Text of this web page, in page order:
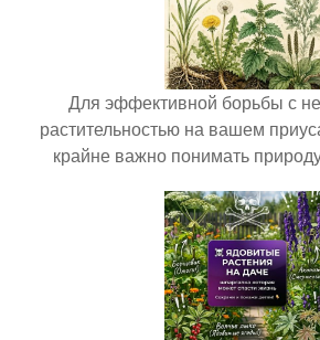
Для эффективной борьбы с
растительностью на вашем
крайне важно понимать